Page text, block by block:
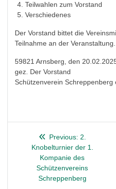
Teilwahlen zum Vorstand
Verschiedenes
Der Vorstand bittet die
Teilnahme an der Veranstaltung.
59821 Arnsberg, den
gez. Der Vorstand
Schützenverein Schreppenberg
Previous: Previous
post:
2.
Knobelturnier der 1.
Kompanie des
Schützenvereins
Schreppenberg